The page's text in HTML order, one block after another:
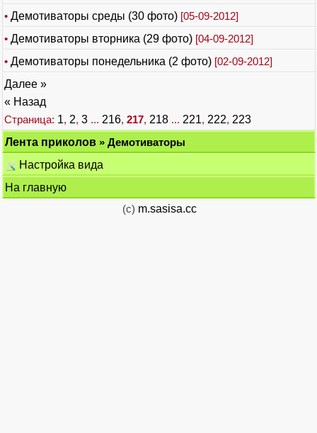
• Демотиваторы среды (30 фото) [05-09-2012]
• Демотиваторы вторника (29 фото) [04-09-2012]
• Демотиваторы понедельника (2 фото) [02-09-2012]
Далее »
« Назад
Страница: 1, 2, 3 ... 216, 217, 218 ... 221, 222, 223
Лента приколов » Демотиваторы
Настройка вида
На главную
(c) m.sasisa.cc